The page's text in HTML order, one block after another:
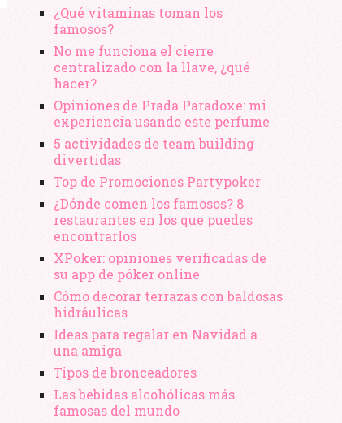
¿Qué vitaminas toman los
famosos?
No me funciona el cierre
centralizado con la llave, ¿qué
hacer?
Opiniones de Prada Paradoxe: mi
experiencia usando este perfume
5 actividades de team building
divertidas
Top de Promociones Partypoker
¿Dónde comen los famosos? 8
restaurantes en los que puedes
encontrarlos
XPoker: opiniones verificadas de
su app de póker online
Cómo decorar terrazas con baldosas
hidráulicas
Ideas para regalar en Navidad a
una amiga
Tipos de bronceadores
Las bebidas alcohólicas más
famosas del mundo